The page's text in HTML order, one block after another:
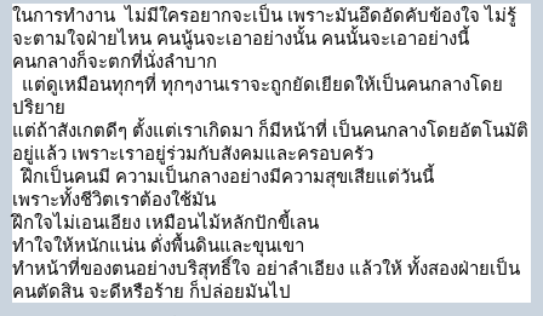
ในการทำงาน​  ไม่มีใครอยากจะเป็น​ เพราะมันอึดอัดคับข้องใจ​ ไม่รู้
จะตามใจฝ่ายไหน​ คนนู้นจะเอาอย่างนั้น​ คนนั้นจะเอาอย่างนี้​
คนกลางก็จะตกที่นั่งลำบาก
​  แต่ดูเหมือนทุกๆที่​ ทุกๆงาน​เราจะถูกยัดเยียดให้เป็นคนกลางโดย
ปริยาย
แต่ถ้าสังเกตดีๆ​ ตั้งแต่เราเกิดมา​ ก็มีหน้าที่​ เป็นคนกลางโดยอัตโนมัติ​
อยู่แล้ว​ เพราะเราอยู่ร่วมกับสังคมและครอบครัว
  ฝึกเป็นคนมี ความเป็นกลาง​อย่างมีความสุขเสียแต่วันนี้
เพราะทั้งชีวิตเราต้องใช้มัน​
ฝึกใจไม่เอนเอียง​ เหมือนไม้หลักปักขี้เลน
ทำใจให้หนักแน่น​ ดั่งพื้นดินและขุนเขา
ทำหน้าที่ของตนอย่างบริสุทธิ์​ใจ​ อย่าลำเอียง แล้วให้​ ทั้งสองฝ่ายเป็น
คนตัดสิน​ จะดีหรือร้าย​ ก็ปล่อยมันไป